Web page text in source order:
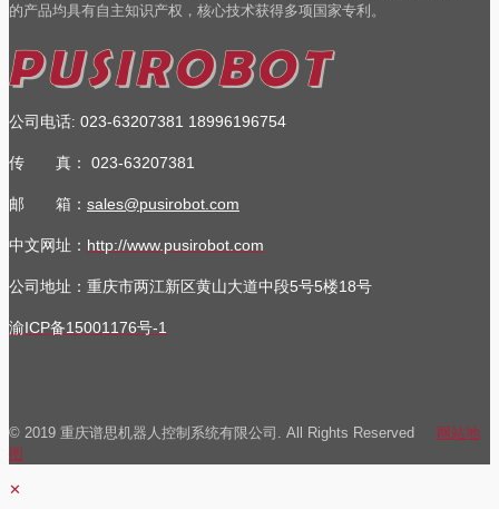
的产品均具有自主知识产权，核心技术获得多项国家专利。
公司电话: 023-63207381 18996196754
传 真： 023-63207381
邮 箱： sales@pusirobot.com
中文网址： http://www.pusirobot.com
公司地址 ：重庆市两江新区黄山大道中段5号5楼18号
渝ICP备15001176号-1
© 2019 重庆谱思机器人控制系统有限公司. All Rights Reserved
网站地
图
✕